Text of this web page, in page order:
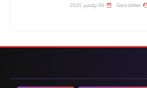
Gaza Jobber 06 نوفمبر 2025